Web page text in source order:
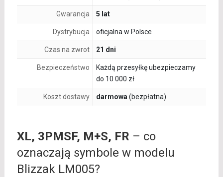
Gwarancja 5 lat
Dystrybucja oficjalna w Polsce
Czas na zwrot 21 dni
Bezpieczeństwo
Każdą przesyłkę ubezpieczamy
do 10 000 zł
Koszt dostawy darmowa (bezpłatna)
XL, 3PMSF, M+S, FR – co
oznaczają symbole w modelu
Blizzak LM005?